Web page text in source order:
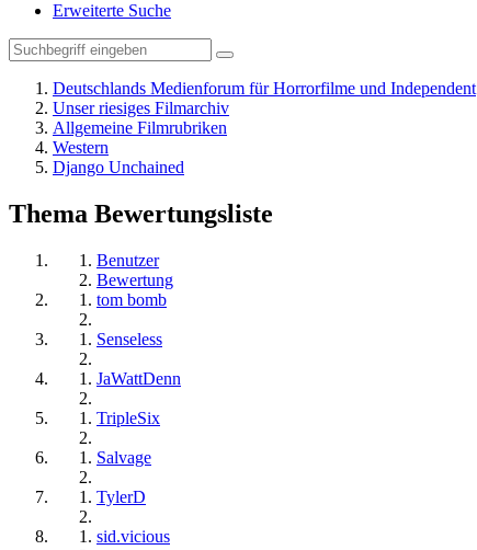
Erweiterte Suche
Deutschlands Medienforum für Horrorfilme und Independent
Unser riesiges Filmarchiv
Allgemeine Filmrubriken
Western
Django Unchained
Thema Bewertungsliste
Benutzer
Bewertung
tom bomb
Senseless
JaWattDenn
TripleSix
Salvage
TylerD
sid.vicious